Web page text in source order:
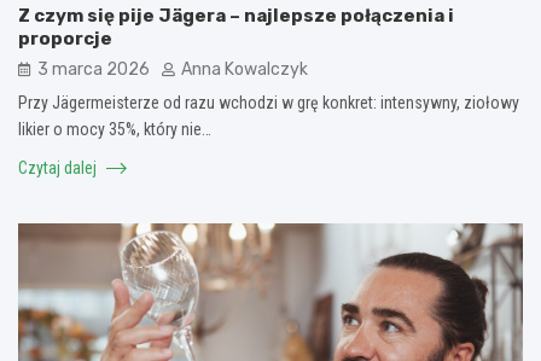
Z czym się pije Jägera – najlepsze połączenia i
proporcje
3 marca 2026 Anna Kowalczyk
Przy Jägermeisterze od razu wchodzi w grę konkret: intensywny, ziołowy
likier o mocy 35%, który nie…
Czytaj dalej